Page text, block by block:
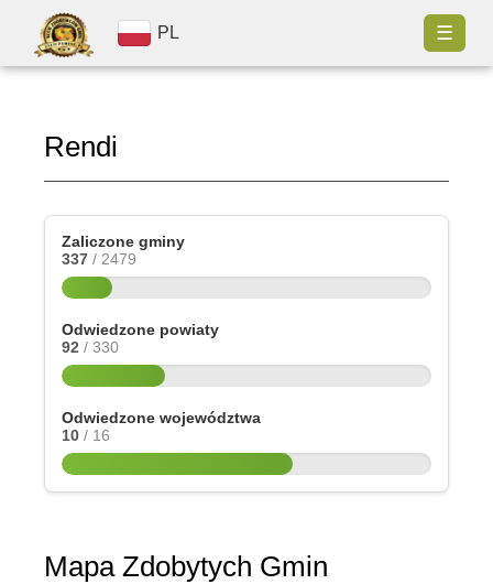
PL ☰
Rendi
Zaliczone gminy
337 / 2479
Odwiedzone powiaty
92 / 330
Odwiedzone województwa
10 / 16
Mapa Zdobytych Gmin